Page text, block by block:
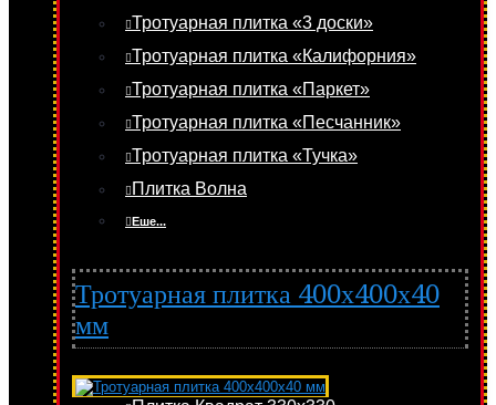
Тротуарная плитка «3 доски»
Тротуарная плитка «Калифорния»
Тротуарная плитка «Паркет»
Тротуарная плитка «Песчанник»
Тротуарная плитка «Тучка»
Плитка Волна
Еше...
Тротуарная плитка 400х400х40
мм